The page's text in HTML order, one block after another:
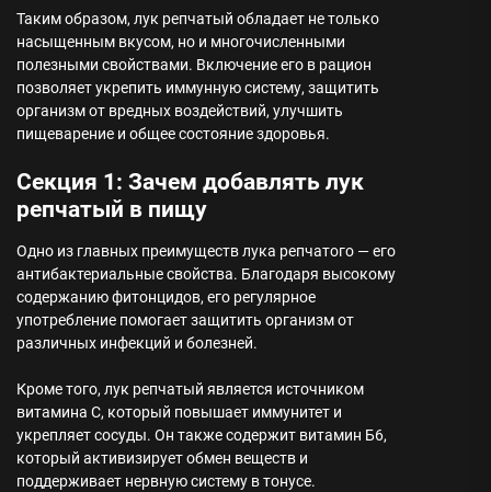
Таким образом, лук репчатый обладает не только
насыщенным вкусом, но и многочисленными
полезными свойствами. Включение его в рацион
позволяет укрепить иммунную систему, защитить
организм от вредных воздействий, улучшить
пищеварение и общее состояние здоровья.
Секция 1: Зачем добавлять лук
репчатый в пищу
Одно из главных преимуществ лука репчатого — его
антибактериальные свойства. Благодаря высокому
содержанию фитонцидов, его регулярное
употребление помогает защитить организм от
различных инфекций и болезней.
Кроме того, лук репчатый является источником
витамина C, который повышает иммунитет и
укрепляет сосуды. Он также содержит витамин Б6,
который активизирует обмен веществ и
поддерживает нервную систему в тонусе.